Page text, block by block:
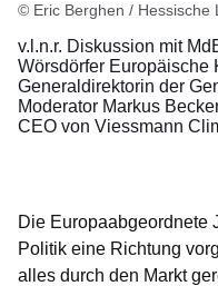
© Eric Berghen / Hessische
v.l.n.r. Diskussion mit
Wörsdörfer Europäische
Generaldirektorin der
Moderator Markus
CEO von Viessmann
Die Europaabgeordnete
Politik eine Richtung
alles durch den Markt